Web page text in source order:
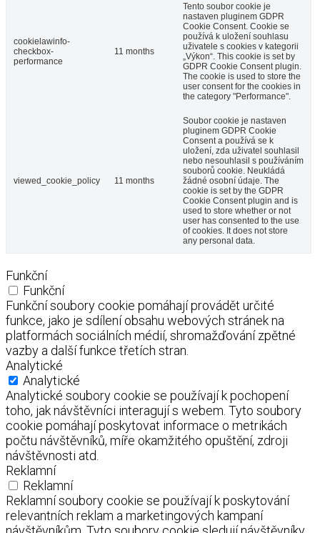
cookielawinfo-
checkbox-
performance
11 months
Tento soubor cookie je
nastaven pluginem GDPR
Cookie Consent. Cookie se
používá k uložení souhlasu
uživatele s cookies v kategorii
„Výkon“. This cookie is set by
GDPR Cookie Consent plugin.
The cookie is used to store the
user consent for the cookies in
the category "Performance".
viewed_cookie_policy 11 months
Soubor cookie je nastaven
pluginem GDPR Cookie
Consent a používá se k
uložení, zda uživatel souhlasil
nebo nesouhlasil s používáním
souborů cookie. Neukládá
žádné osobní údaje. The
cookie is set by the GDPR
Cookie Consent plugin and is
used to store whether or not
user has consented to the use
of cookies. It does not store
any personal data.
Funkční
Funkční
Funkční soubory cookie pomáhají provádět určité
funkce, jako je sdílení obsahu webových stránek na
platformách sociálních médií, shromažďování zpětné
vazby a další funkce třetích stran.
Analytické
Analytické
Analytické soubory cookie se používají k pochopení
toho, jak návštěvníci interagují s webem. Tyto soubory
cookie pomáhají poskytovat informace o metrikách
počtu návštěvníků, míře okamžitého opuštění, zdroji
návštěvnosti atd.
Reklamní
Reklamní
Reklamní soubory cookie se používají k poskytování
relevantních reklam a marketingových kampaní